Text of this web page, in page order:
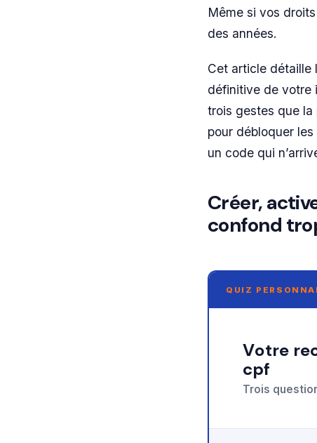
Même si vos
des années.
Cet article détaille
définitive de votre
trois gestes que la
pour débloquer
un code qui
Créer,
confond
QUIZ
Votre recommandation sur activer son compte
cpf
Trois